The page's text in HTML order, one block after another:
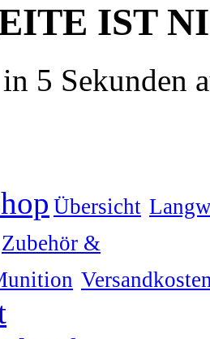
IST
5 Sekunden
Übersicht
Zubehör &